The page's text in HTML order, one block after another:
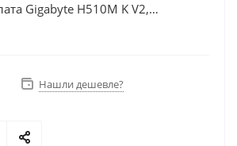
Gigabyte H510M K V2,
3060 12Гб, Память DDR4 64Gb,
Нашли дешевле?